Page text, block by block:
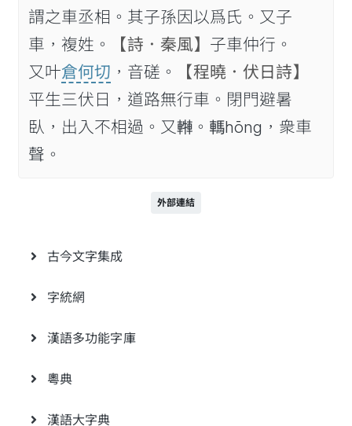
謂之車丞相。其子孫因以爲氏。又子
車，複姓。
【詩．秦風】 子車仲行。
又叶倉何切 ，音磋。
【程曉．伏日詩】
平生三伏日，道路無行車。閉門避暑
臥，出入不相過。又𨎓。𨎇hōng，衆車
聲。
外部連結
古今文字集成
字統網
漢語多功能字庫
粵典
漢語大字典